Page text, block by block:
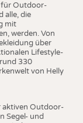
für Outdoor-
alle, die
mit
werden. Von
über
Lifestyle-
330
von Helly
aktiven Outdoor-
Segel- und